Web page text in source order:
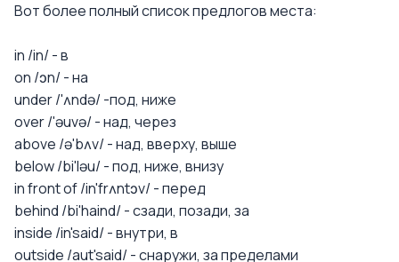
Вот более полный список предлогов места:
in /in/ - в
on /ɔn/ - на
under /'ʌndə/ -под, ниже
over /'əuvə/ - над, через
above /ə'bʌv/ - над, вверху, выше
below /bi'ləu/ - под, ниже, внизу
in front of /in'frʌntɔv/ - перед
behind /bi'haind/ - сзади, позади, за
inside /in'said/ - внутри, в
outside /aut'said/ - снаружи, за пределами